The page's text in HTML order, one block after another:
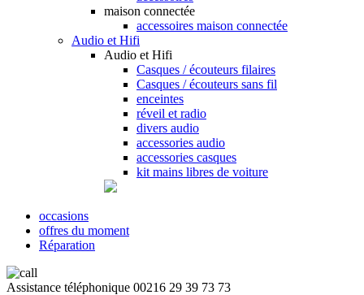
maison connectée
accessoires maison connectée
Audio et Hifi
Audio et Hifi
Casques / écouteurs filaires
Casques / écouteurs sans fil
enceintes
réveil et radio
divers audio
accessories audio
accessories casques
kit mains libres de voiture
occasions
offres du moment
Réparation
Assistance téléphonique 00216 29 39 73 73